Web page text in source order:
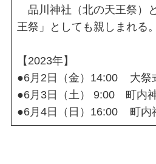
品川神社（北の天王祭）
王祭」としても親しまれる。
【2023年】
●6月2日（金）14:00 大祭
●6月3日（土） 9:00 町内
●6月4日（日）16:00 町内